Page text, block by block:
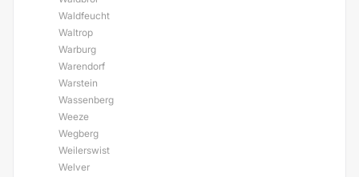
Waldfeucht
Waltrop
Warburg
Warendorf
Warstein
Wassenberg
Weeze
Wegberg
Weilerswist
Welver